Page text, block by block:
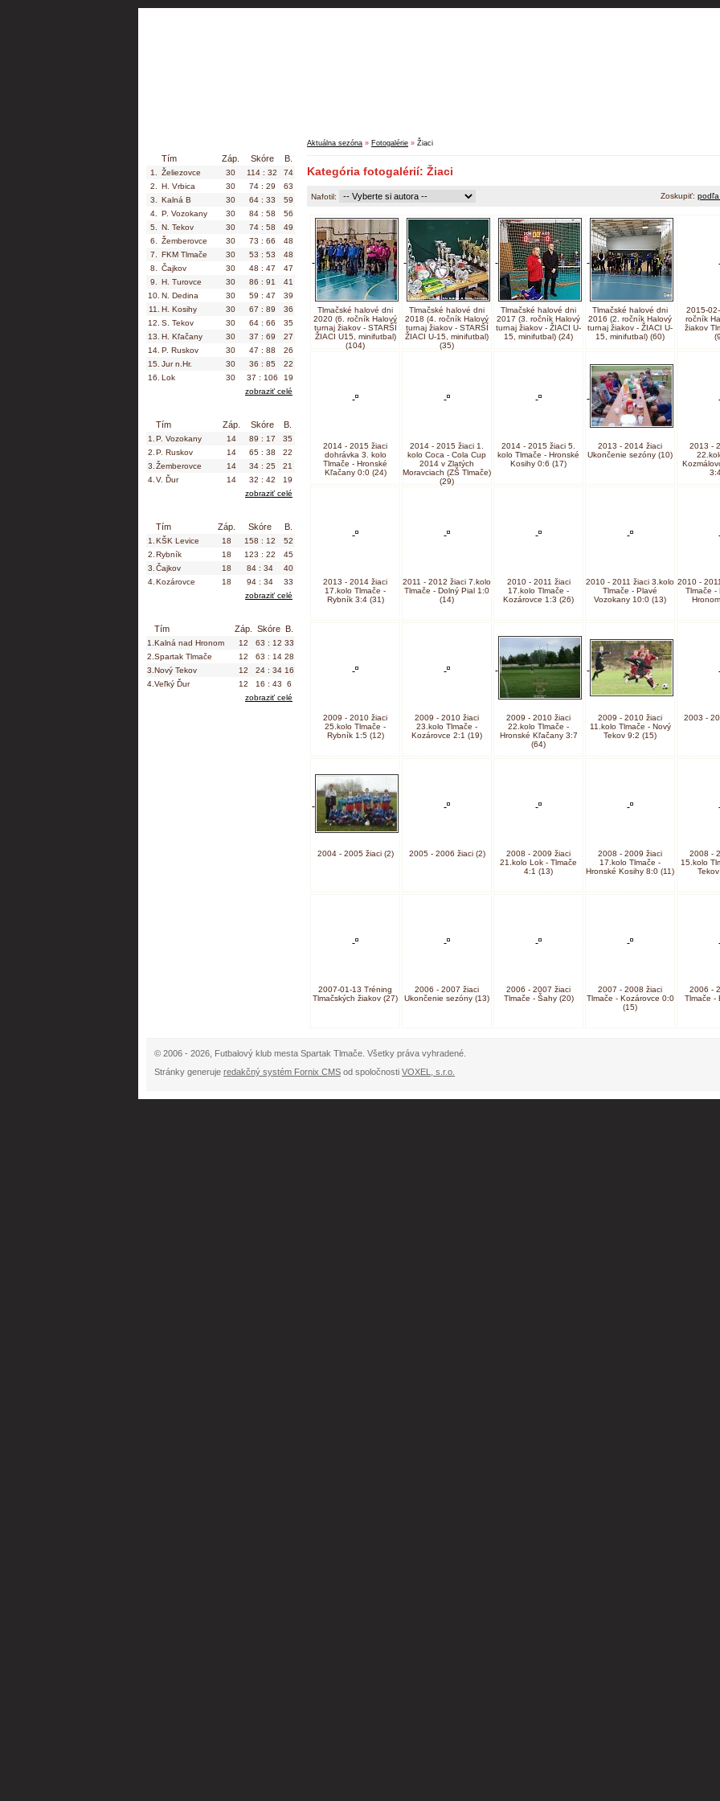
Tím Záp. Skóre B.
1. Želiezovce 30 114 : 32
74
2.
H. Vrbica 30 74 : 29
63
3.
Kalná B 30 64 : 33
59
4.
P. Vozokany 30 84 : 58
56
5.
N. Tekov 30 74 : 58
49
6.
Žemberovce 30 73 : 66
48
7.
FKM Tlmače 30 53 : 53
48
8.
Čajkov 30 48 : 47
47
9.
H. Turovce 30 86 : 91
41
10. N. Dedina 30 59 : 47
39
11.
H. Kosihy 30 67 : 89
36
12. S. Tekov 30 64 : 66
35
13. H. Kľačany 30 37 : 69
27
14. P. Ruskov 30 47 : 88
26
15. Jur n.Hr. 30 36 : 85
22
16. Lok 30 37 : 106
19
zobraziť celé
Tím Záp. Skóre B.
1. P. Vozokany 14 89 : 17
35
2. P. Ruskov 14 65 : 38
22
3. Žemberovce 14 34 : 25
21
4. V. Ďur 14 32 : 42
19
zobraziť celé
Žiaci
Tím Záp. Skóre B.
1. KŠK Levice 18 158 : 12
52
2. Rybník 18 123 : 22
45
3. Čajkov 18 84 : 34
40
4. Kozárovce 18 94 : 34
33
zobraziť celé
Tím Záp. Skóre B.
1. Kalná nad Hronom 12 63 : 12 33
2. Spartak Tlmače 12 63 : 14 28
3. Nový Tekov 12 24 : 34 16
4. Veľký Ďur 12 16 : 43
6
zobraziť celé
Aktuálna sezóna » Fotogalérie » Žiaci
Kategória fotogalérií: Žiaci
Nafotil: Zoskupiť: podľa
Tlmačské halové dni
2020 (6. ročník Halový
turnaj žiakov - STARŠÍ
ŽIACI U15, minifutbal)
(104)
Tlmačské halové dni
2018 (4. ročník Halový
turnaj žiakov - STARŠÍ
ŽIACI U-15, minifutbal)
(35)
Tlmačské halové dni
2017 (3. ročník Halový
turnaj žiakov - ŽIACI U-
15, minifutbal) (24)
Tlmačské halové dni
2016 (2. ročník Halový
turnaj žiakov - ŽIACI U-
15, minifutbal) (60)
2015-02-
ročník
žiakov
2014 - 2015 žiaci
dohrávka 3. kolo
Tlmače - Hronské
Kľačany 0:0 (24)
2014 - 2015 žiaci 1.
kolo Coca - Cola Cup
2014 v Zlatých
Moravciach (ZŠ Tlmače)
(29)
2014 - 2015 žiaci 5.
kolo Tlmače - Hronské
Kosihy 0:6 (17)
2013 - 2014 žiaci
Ukončenie sezóny (10)
2013 -
2013 - 2014 žiaci
17.kolo Tlmače -
Rybník 3:4 (31)
2011 - 2012 žiaci 7.kolo
Tlmače - Dolný Pial 1:0
(14)
2010 - 2011 žiaci
17.kolo Tlmače -
Kozárovce 1:3 (26)
2010 - 2011 žiaci 3.kolo
Tlmače - Plavé
Vozokany 10:0 (13)
2010 -
Tlmače -
2009 - 2010 žiaci
25.kolo Tlmače -
Rybník 1:5 (12)
2009 - 2010 žiaci
23.kolo Tlmače -
Kozárovce 2:1 (19)
2009 - 2010 žiaci
22.kolo Tlmače -
Hronské Kľačany 3:7
(64)
2009 - 2010 žiaci
11.kolo Tlmače - Nový
Tekov 9:2 (15)
2003 -
2004 - 2005 žiaci (2) 2005 - 2006 žiaci (2)
2008 - 2009 žiaci
21.kolo Lok - Tlmače
4:1 (13)
2008 - 2009 žiaci
17.kolo Tlmače -
Hronské Kosihy 8:0 (11)
2008 -
15.kolo
2007-01-13 Tréning
Tlmačských žiakov (27)
2006 - 2007 žiaci
Ukončenie sezóny (13)
2006 - 2007 žiaci
Tlmače - Šahy (20)
2007 - 2008 žiaci
Tlmače - Kozárovce 0:0
(15)
2006 -
Tlmače -
© 2006 - 2026, Futbalový klub mesta Spartak Tlmače. Všetky práva vyhradené.
Stránky generuje redakčný systém Fornix CMS od spoločnosti VOXEL, s.r.o.